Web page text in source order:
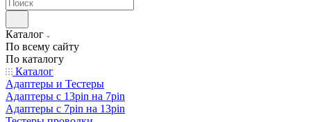
Каталог
По всему сайту
По каталогу
Каталог
Адаптеры и Тестеры
Адаптеры с 13pin на 7pin
Адаптеры с 7pin на 13pin